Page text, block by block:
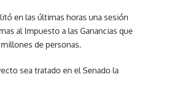
en las últimas horas una sesión
al Impuesto a las Ganancias que
de personas.
sea tratado en el Senado la